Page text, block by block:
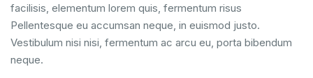
facilisis, elementum lorem quis, fermentum risus
Pellentesque eu accumsan neque, in euismod justo.
Vestibulum nisi nisi, fermentum ac arcu eu, porta bibendum
neque.